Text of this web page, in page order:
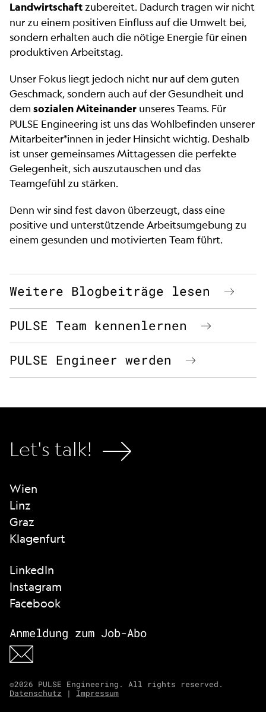
Landwirtschaftzubereitet. Dadurch tragen wir nicht
nur zu einem positiven Einfluss auf die Umwelt bei,
sondern erhalten auch die nötige Energie für einen
produktiven Arbeitstag.
Unser Fokus liegt jedoch nicht nur auf dem guten
Geschmack, sondern auch auf der Gesundheit und
dem sozialen Miteinander unseres Teams. Für
PULSE Engineering ist uns das Wohlbefinden unserer
Mitarbeiter*innen in jeder Hinsicht wichtig. Deshalb
ist unser gemeinsames Mittagessen die perfekte
Gelegenheit, sich auszutauschen und das
Teamgefühl zu stärken.
Denn wir sind fest davon überzeugt, dass eine
positive und unterstützende Arbeitsumgebung zu
einem gesunden und motivierten Team führt.
Weitere Blogbeiträge lesen
PULSE Team kennenlernen
PULSE Engineer werden
Let's talk!
Wien
Linz
Graz
Klagenfurt
LinkedIn
Instagram
Facebook
Anmeldung zum Job-Abo
©2026 PULSE Engineering. All rights reserved.
Datenschutz | Impressum